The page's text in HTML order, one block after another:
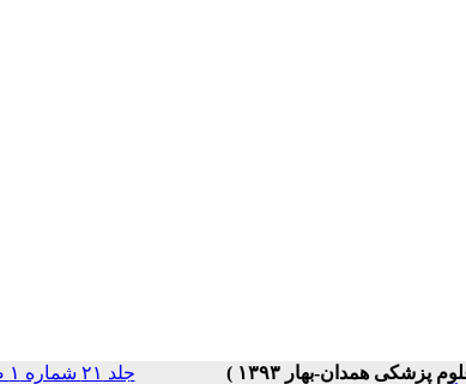
جلد ۲۱ شماره ۱ صفحات ۷۵-۷۲